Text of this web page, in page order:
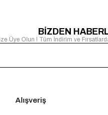
BİZDEN
Üye Olun ! Tüm İndirim ve
Alışveriş